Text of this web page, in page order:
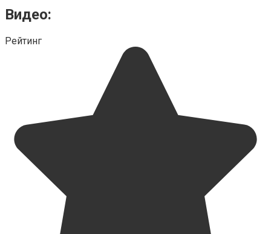
Видео:
Рейтинг